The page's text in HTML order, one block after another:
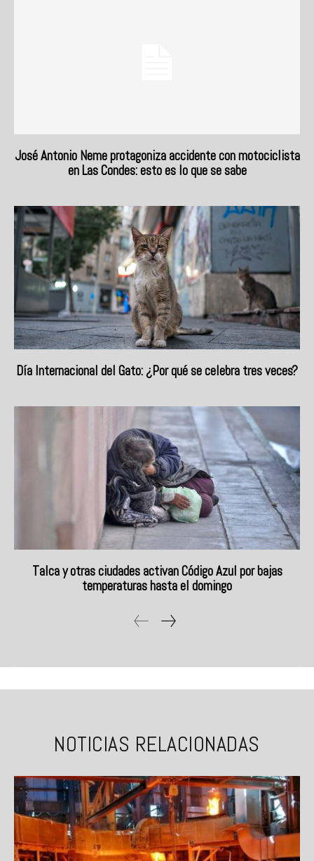
José Antonio Neme protagoniza accidente con motociclista
en Las Condes: esto es lo que se sabe
Día Internacional del Gato: ¿Por qué se celebra tres veces?
Talca y otras ciudades activan Código Azul por bajas
temperaturas hasta el domingo
NOTICIAS RELACIONADAS